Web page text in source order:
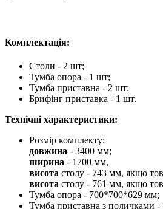
Комплектація:
Столи - 2 шт;
Тумба опора - 1 шт;
Тумба приставна - 2 шт;
Брифінг приставка - 1 шт.
Технічні характеристики:
Розмір комплекту:
довжина - 3400 мм;
ширина - 1700 мм,
висота столу - 743 мм, якщо
висота столу - 761 мм, якщо
Тумба опора - 700*700*629 мм;
Тумба приставна з поличками